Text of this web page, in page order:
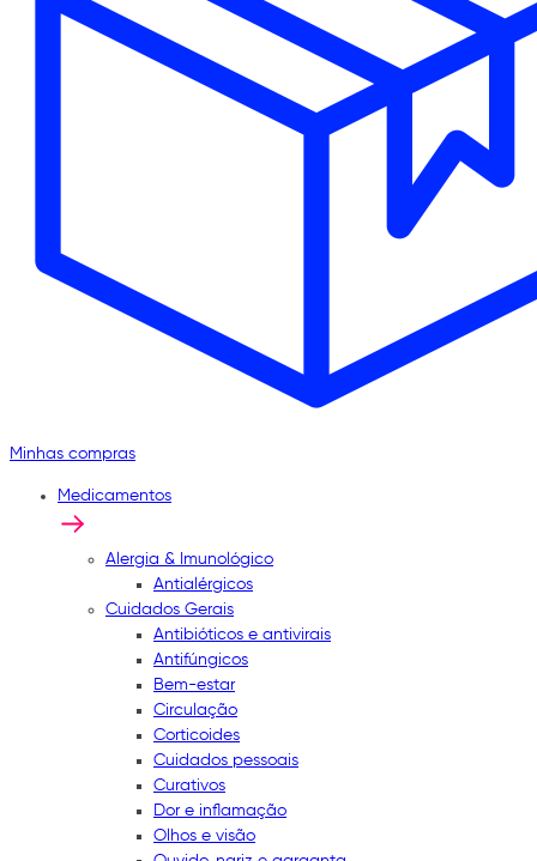
Minhas compras
Medicamentos
Alergia & Imunológico
Antialérgicos
Cuidados Gerais
Antibióticos e antivirais
Antifúngicos
Bem-estar
Circulação
Corticoides
Cuidados pessoais
Curativos
Dor e inflamação
Olhos e visão